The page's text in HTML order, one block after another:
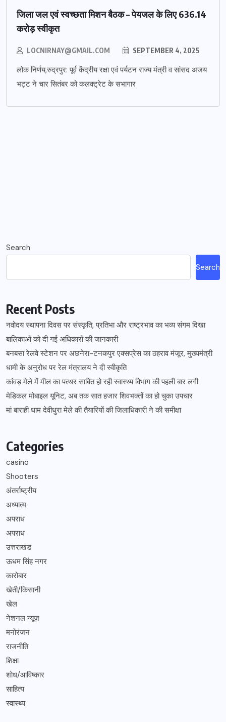
जिला जल एवं स्वच्छता मिशन बैठक – पेयजल के लिए 636.14
करोड़ स्वीकृत
LOCNIRNAY@GMAIL.COM SEPTEMBER 4, 2025
लोक निर्णय,रुद्रपुर: पूर्व केंद्रीय रक्षा एवं पर्यटन राज्य मंत्री व सांसद अजय
भट्ट ने चार सितंबर को कलक्ट्रेट के सभागार
Search
Search
Recent Posts
नवोदय स्थापना दिवस पर संस्कृति, प्रतिभा और राष्ट्रभाव का भव्य संगम दिखा
बालिकाओं को दी गई अधिकारों की जानकारी
बनबसा रेलवे स्टेशन पर अछनेरा-टनकपुर एक्सप्रेस का ठहराव मंजूर, मुख्यमंत्री
धामी के अनुरोध पर रेल मंत्रालय ने दी स्वीकृति
कांवड़ मेले में मील का पत्थर साबित हो रही स्वास्थ्य विभाग की पहली बार लगी
मेडिकल मोबाइल यूनिट, अब तक सात हजार शिवभक्तों का हो चुका उपचार
मां बाराही धाम देवीधुरा मेले की तैयारियों की जिलाधिकारी ने की समीक्षा
Categories
casino
Shooters
अंतर्राष्ट्रीय
अध्यात्म
अपराध
अपराध
उत्तराखंड
ऊधम सिंह नगर
कारोबार
खेती/किसानी
खेल
नेशनल न्यूज़
मनोरंजन
राजनीति
शिक्षा
शोध/आविष्कार
साहित्य
स्वास्थ्य